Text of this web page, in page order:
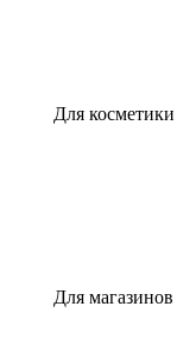
Для косметики
Для магазинов